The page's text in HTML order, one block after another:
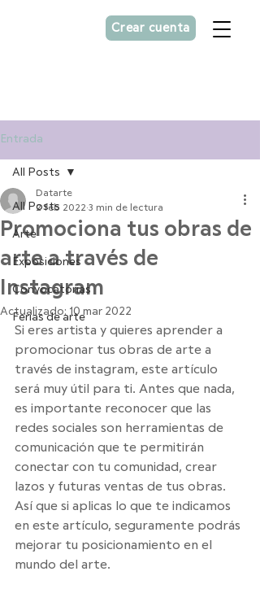
Crear cuenta
Entrada
All Posts
Arte
Exposiciones
Convocatorias
Ferias de arte
All Posts
Promociona tus obras de
arte a través de
Instagram
Datarte
2 feb 2022 3 min de lectura
Actualizado: 10 mar 2022
Si eres artista y quieres aprender a
promocionar tus obras de arte a
través de instagram, este artículo
será muy útil para ti. Antes que nada,
es importante reconocer que las
redes sociales son herramientas de
comunicación que te permitirán
conectar con tu comunidad, crear
lazos y futuras ventas de tus obras.
Así que si aplicas lo que te indicamos
en este artículo, seguramente podrás
mejorar tu posicionamiento en el
mundo del arte.